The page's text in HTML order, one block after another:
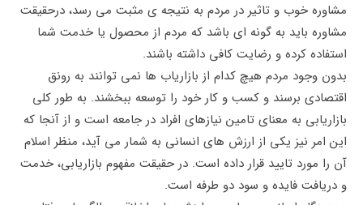
مشاوره خوب و تاثیر در مردم به نتیجه ی مثبت می رسد، درحقیقت
مشاوره باید به گونه ای باشد که مردم از محصول یا خدمت شما
استفاده کرده و رضایت کافی داشته باشند.
بدون وجود مردم هیچ کدام از بازاریاب ها نمی توانند به رونق
اقتصادی برسند و کسب و کار خود را توسعه ببخشند. به طور کلی
بازاریابی به ‌معنای تامین نیازهای افراد در جامعه است و از آنجا که
این امر نیز یکی از ارزش‌ های انسانی به شمار می آید، منظر اسلام
آن را مورد تایید قرار داده است. در حقیقت مفهوم بازاریابی، خدمت
و دریافت فایده و سود دو طرفه است.